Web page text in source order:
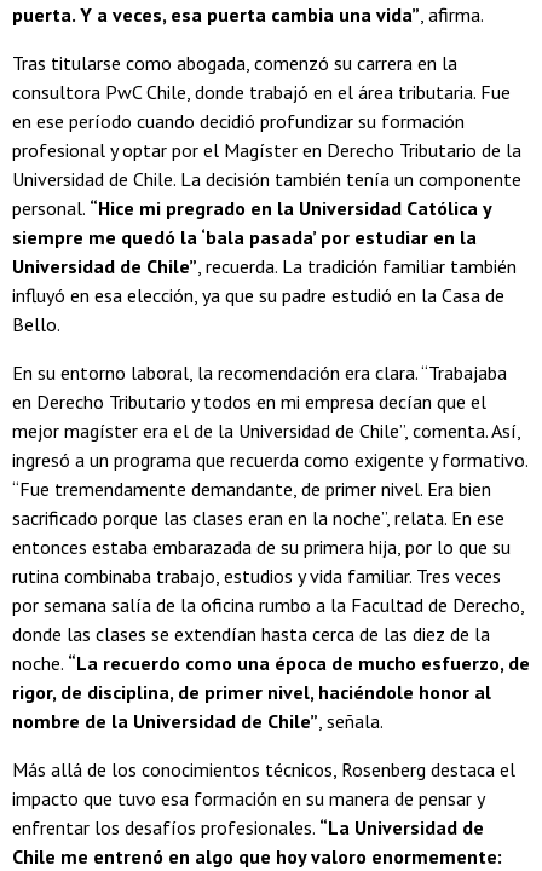
puerta. Y a veces, esa puerta cambia una vida”, afirma.
Tras titularse como abogada, comenzó su carrera en la
consultora PwC Chile, donde trabajó en el área tributaria. Fue
en ese período cuando decidió profundizar su formación
profesional y optar por el Magíster en Derecho Tributario de la
Universidad de Chile. La decisión también tenía un componente
personal. “Hice mi pregrado en la Universidad Católica y
siempre me quedó la ‘bala pasada’ por estudiar en la
Universidad de Chile”, recuerda. La tradición familiar también
influyó en esa elección, ya que su padre estudió en la Casa de
Bello.
En su entorno laboral, la recomendación era clara. “Trabajaba
en Derecho Tributario y todos en mi empresa decían que el
mejor magíster era el de la Universidad de Chile”, comenta. Así,
ingresó a un programa que recuerda como exigente y formativo.
“Fue tremendamente demandante, de primer nivel. Era bien
sacrificado porque las clases eran en la noche”, relata. En ese
entonces estaba embarazada de su primera hija, por lo que su
rutina combinaba trabajo, estudios y vida familiar. Tres veces
por semana salía de la oficina rumbo a la Facultad de Derecho,
donde las clases se extendían hasta cerca de las diez de la
noche. “La recuerdo como una época de mucho esfuerzo, de
rigor, de disciplina, de primer nivel, haciéndole honor al
nombre de la Universidad de Chile”, señala.
Más allá de los conocimientos técnicos, Rosenberg destaca el
impacto que tuvo esa formación en su manera de pensar y
enfrentar los desafíos profesionales. “La Universidad de
Chile me entrenó en algo que hoy valoro enormemente: